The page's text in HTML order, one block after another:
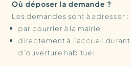
Où déposer la demande ?
Les demandes sont à adresser :
par courrier à la mairie
directement à l’accueil
d’ouverture habituel